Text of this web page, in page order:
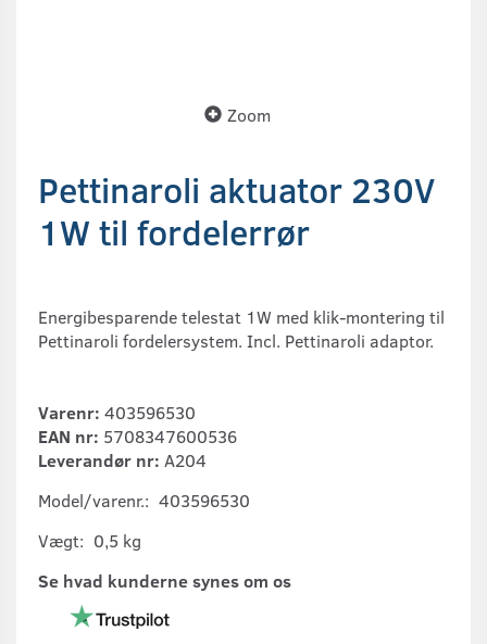
Zoom
Pettinaroli aktuator 230V
1W til fordelerrør
Energibesparende telestat 1W med klik-montering til
Pettinaroli fordelersystem. Incl. Pettinaroli adaptor.
Varenr: 403596530
EAN nr: 5708347600536
Leverandør nr: A204
Model/varenr.: 403596530
Vægt: 0,5 kg
Se hvad kunderne synes om os